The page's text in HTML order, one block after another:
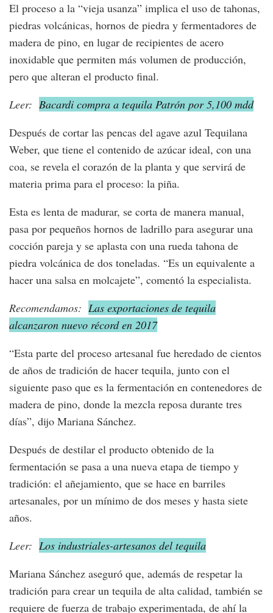
El proceso a la “vieja usanza” implica el uso de tahonas,
piedras volcánicas, hornos de piedra y fermentadores de
madera de pino, en lugar de recipientes de acero
inoxidable que permiten más volumen de producción,
pero que alteran el producto final.
Leer: Bacardi compra a tequila Patrón por 5,100 mdd
Después de cortar las pencas del agave azul Tequilana
Weber, que tiene el contenido de azúcar ideal, con una
coa, se revela el corazón de la planta y que servirá de
materia prima para el proceso: la piña.
Esta es lenta de madurar, se corta de manera manual,
pasa por pequeños hornos de ladrillo para asegurar una
cocción pareja y se aplasta con una rueda tahona de
piedra volcánica de dos toneladas. “Es un equivalente a
hacer una salsa en molcajete”, comentó la especialista.
Recomendamos: Las exportaciones de tequila
alcanzaron nuevo récord en 2017
“Esta parte del proceso artesanal fue heredado de cientos
de años de tradición de hacer tequila, junto con el
siguiente paso que es la fermentación en contenedores de
madera de pino, donde la mezcla reposa durante tres
días”, dijo Mariana Sánchez.
Después de destilar el producto obtenido de la
fermentación se pasa a una nueva etapa de tiempo y
tradición: el añejamiento, que se hace en barriles
artesanales, por un mínimo de dos meses y hasta siete
años.
Leer: Los industriales-artesanos del tequila
Mariana Sánchez aseguró que, además de respetar la
tradición para crear un tequila de alta calidad, también se
requiere de fuerza de trabajo experimentada, de ahí la